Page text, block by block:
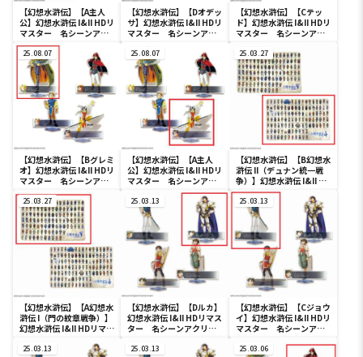
【幻想水滸伝】【A主人
公】幻想水滸伝 I&II HDリ
マスター 名シーンアク
リルスタンド Vol.2
【幻想水滸伝】【Dオデッ
サ】幻想水滸伝 I&II HDリ
マスター 名シーンアク
【幻想水滸伝】【Cテッ
ド】幻想水滸伝 I&II HDリ
マスター 名シーンアク
25.08.07
【幻想水滸伝】【Bグレミ
オ】幻想水滸伝 I&II HDリ
マスター 名シーンアク
25.08.07
【幻想水滸伝】【A主人
公】幻想水滸伝 I&II HDリ
マスター 名シーンアク
リルスタンド Vol.1
25.03.27
【幻想水滸伝】【B幻想水
滸伝 II（デュナン統一戦
争）】幻想水滸伝 I&II HD
リマスター 108星BIGブ
ランケット
25.03.27
【幻想水滸伝】【A幻想水
滸伝 I（門の紋章戦争）】
幻想水滸伝 I&II HDリマス
ット
25.03.13
【幻想水滸伝】【Dルカ】
幻想水滸伝 I&II HDリマス
ター 名シーンアクリル
25.03.13
【幻想水滸伝】【Cジョウ
イ】幻想水滸伝 I&II HDリ
マスター 名シーンアク
25.03.13 25.03.13 25.03.06